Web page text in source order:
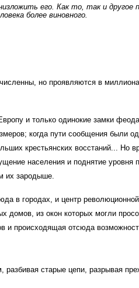
его. Както, таки другое
более виновного.
но проявляются в
и только одинокие замки
когда пути сообщения были
крестьянских восстаний...
населения и поднятие
их зародыше.
в городах, и центр
из окон которых могли
и происходящая отсюда
старые цепи, разрывая